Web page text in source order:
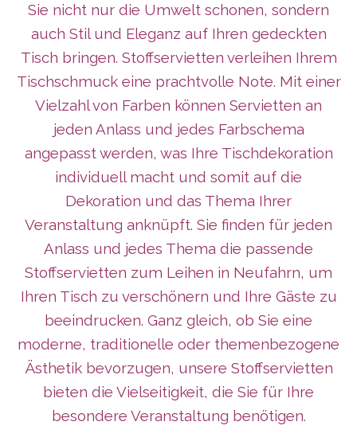
Sie nicht nur die Umwelt schonen, sondern
auch Stil und Eleganz auf Ihren gedeckten
Tisch bringen. Stoffservietten verleihen Ihrem
Tischschmuck eine prachtvolle Note. Mit einer
Vielzahl von Farben können Servietten an
jeden Anlass und jedes Farbschema
angepasst werden, was Ihre Tischdekoration
individuell macht und somit auf die
Dekoration und das Thema Ihrer
Veranstaltung anknüpft. Sie finden für jeden
Anlass und jedes Thema die passende
Stoffservietten zum Leihen in Neufahrn, um
Ihren Tisch zu verschönern und Ihre Gäste zu
beeindrucken. Ganz gleich, ob Sie eine
moderne, traditionelle oder themenbezogene
Ästhetik bevorzugen, unsere Stoffservietten
bieten die Vielseitigkeit, die Sie für Ihre
besondere Veranstaltung benötigen.